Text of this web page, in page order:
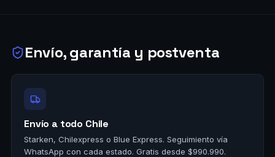
Envío, garantía y postventa
Envío a todo Chile
Starken, Chilexpress o Blue Express. Seguimiento vía
WhatsApp con cada estado. Gratis desde $990.990.